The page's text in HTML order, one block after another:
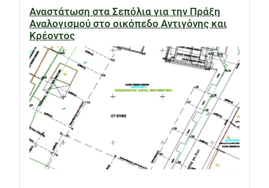
Αναστάτωση στα Σεπόλια για την Πράξη
Αναλογισμού στο οικόπεδο Αντιγόνης και
Κρέοντος